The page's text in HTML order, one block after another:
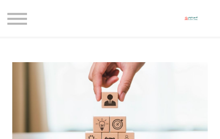
حساب جديد
تسجيل الدخول